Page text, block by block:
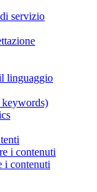
servizio
linguaggio
keywords)
i contenuti
i contenuti